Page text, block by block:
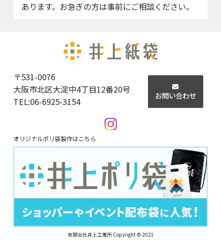
あります。お急ぎの方は事前にご相談ください。
〒531-0076
大阪市北区大淀中4丁目12番20号
TEL:06-6925-3154
お問い合わせ
オリジナルポリ袋製作はこちら
有限会社井上工業所 Copyright © 2021